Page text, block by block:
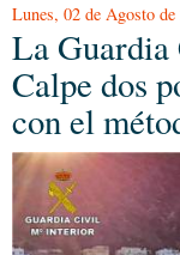
Lunes, 02 de Agosto de
La
Calpe dos
con el